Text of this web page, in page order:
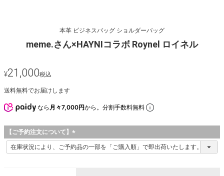
本革 ビジネスバッグ ショルダーバッグ
meme.さん×HAYNIコラボ Roynel ロイネル
¥21,000税込
送料無料でお届けします
なら 月々7,000円から。分割手数料無料
【ご予約注文について】
(
必